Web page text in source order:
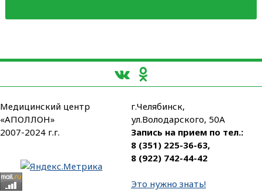
Медицинский центр
«АПОЛЛОН»
2007-2024 г.г.
г.Челябинск,
ул.Володарского, 50А
Запись на прием по тел.:
8 (351) 225-36-63,
8 (922) 742-44-42
Это нужно знать!